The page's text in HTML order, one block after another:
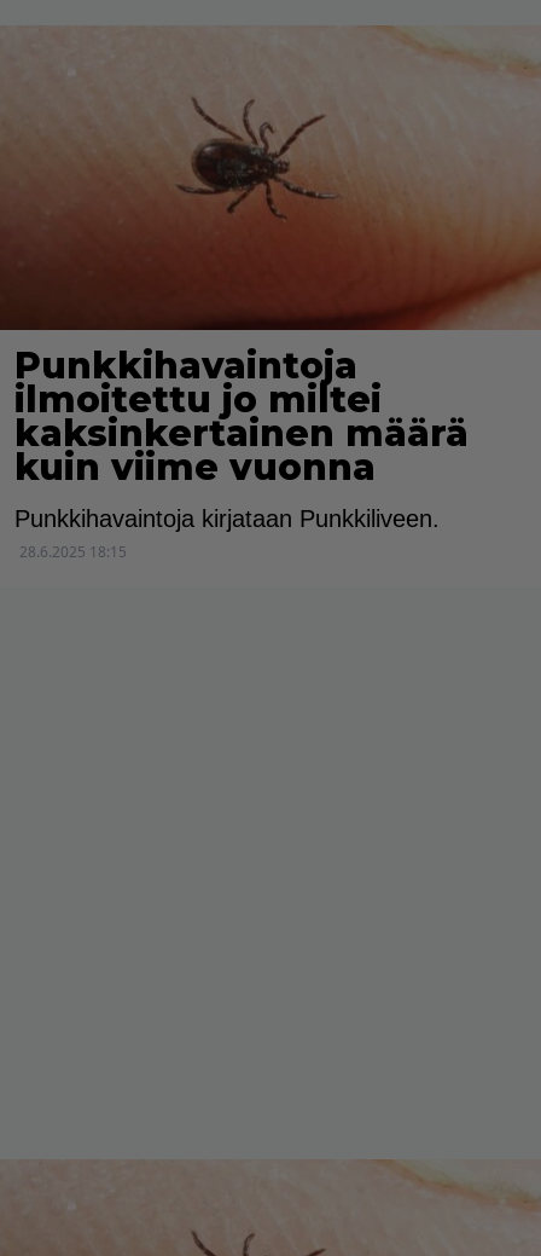
Punkkihavaintoja
ilmoitettu jo miltei
kaksinkertainen määrä
kuin viime vuonna
Punkkihavaintoja kirjataan Punkkiliveen.
28.6.2025 18:15